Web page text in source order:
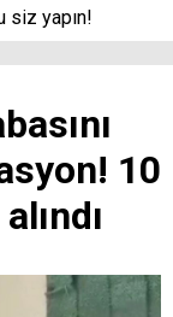
siz yapın!
10